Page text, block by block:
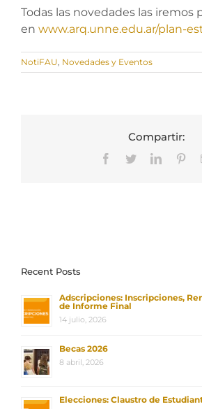
Todas las novedades las iremos
en www.arq.unne.edu.ar/plan-
NotiFAU Novedades y Eventos
Compartir:
Facebook
TwitterLinkedIn
Recent Posts
Adscripciones: Inscripciones,
de Informe Final
14 julio, 2026
Becas 2026
8 abril, 2026
Elecciones: Claustro de